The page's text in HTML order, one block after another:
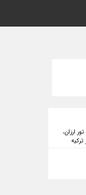
ارزان،
ترکیه